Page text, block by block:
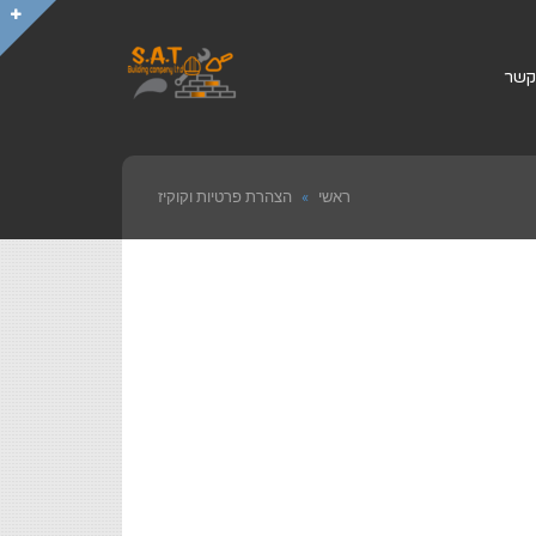
קשר
ראשי » הצהרת פרטיות וקוקיז